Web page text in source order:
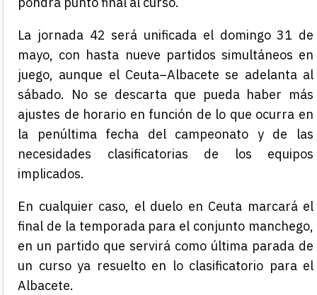
La jornada 42 será unificada el domingo 31 de
mayo, con hasta nueve partidos simultáneos en
juego, aunque el Ceuta–Albacete se adelanta al
sábado. No se descarta que pueda haber más
ajustes de horario en función de lo que ocurra en
la penúltima fecha del campeonato y de las
necesidades clasificatorias de los equipos
implicados.
En cualquier caso, el duelo en Ceuta marcará el
final de la temporada para el conjunto manchego,
en un partido que servirá como última parada de
un curso ya resuelto en lo clasificatorio para el
Albacete.